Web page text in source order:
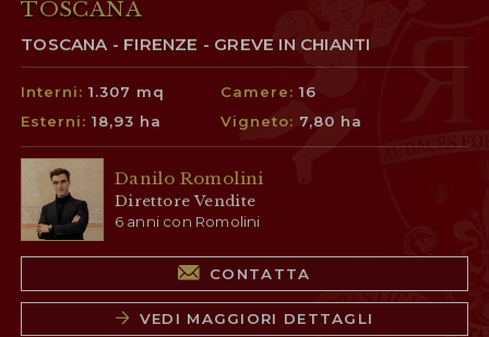
TOSCANA
TOSCANA - FIRENZE - GREVE IN CHIANTI
Interni:1.307 mq Camere:16
Esterni:18,93 ha Vigneto: 7,80 ha
Danilo Romolini
Direttore Vendite
6 anni con Romolini
CONTATTA
VEDI MAGGIORI DETTAGLI